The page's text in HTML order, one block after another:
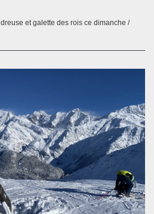
et galette des rois ce dimanche /